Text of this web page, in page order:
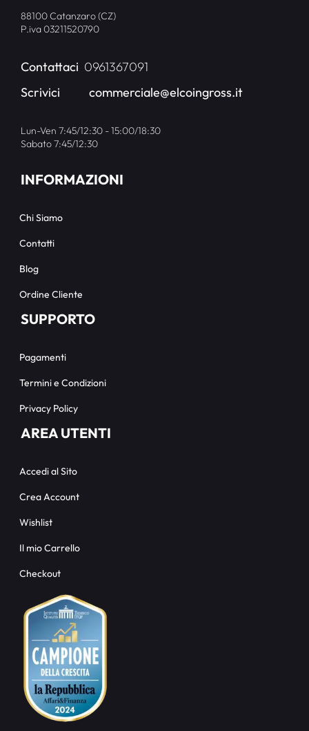
88100 Catanzaro (CZ)
P.iva 03211520790
Contattaci 0961367091
Scrivici
commerciale@elcoingross.it
Lun-Ven 7:45/12:30 - 15:00/18:30
Sabato 7:45/12:30
INFORMAZIONI
Chi Siamo
Contatti
Blog
Ordine Cliente
SUPPORTO
Pagamenti
Termini e Condizioni
Privacy Policy
AREA UTENTI
Accedi al Sito
Crea Account
Wishlist
Il mio Carrello
Checkout